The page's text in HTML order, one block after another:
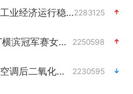
上半年我国机械工业经济运行稳中有进2283125
朱雨玲晋级WTT横滨冠军赛女单八强 2250598
女子开一天一夜空调后二氧化碳中毒 2230595